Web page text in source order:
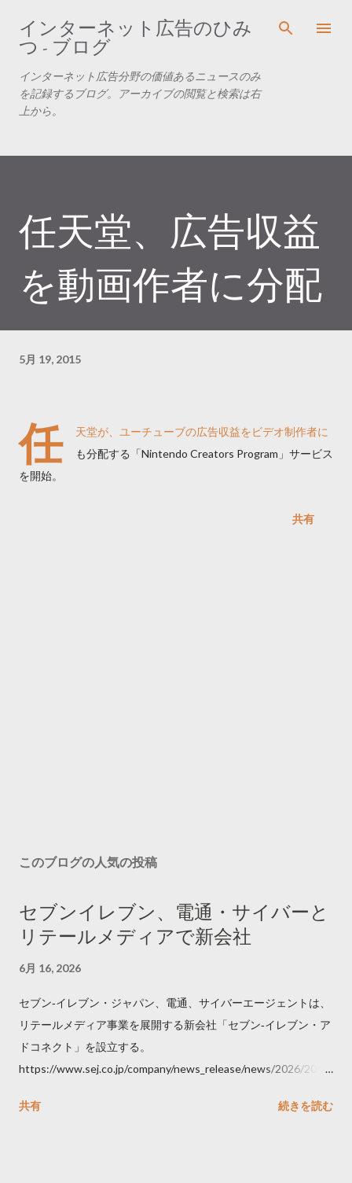
スキップしてメイン コンテンツに移動
インターネット広告のひみ
つ - ブログ
インターネット広告分野の価値あるニュースのみ
を記録するブログ。アーカイブの閲覧と検索は右
上から。
任天堂、広告収益
を動画作者に分配
5月 19, 2015
任
天堂が、ユーチューブの広告収益をビデオ制作者に
も分配する「Nintendo Creators Program」サービス
を開始。
共有
このブログの人気の投稿
セブンイレブン、電通・サイバーと
リテールメディアで新会社
6月 16, 2026
セブン‐イレブン・ジャパン、電通、サイバーエージェントは、
リテールメディア事業を展開する新会社「セブン‐イレブン・ア
ドコネクト」を設立する。
https://www.sej.co.jp/company/news_release/news/2026/2026
共有
続きを読む